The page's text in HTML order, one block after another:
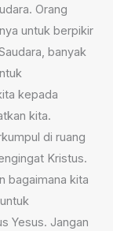
Orang
untuk berpikir
banyak
kepada
kita.
di ruang
Kristus.
bagaimana kita
Yesus. Jangan